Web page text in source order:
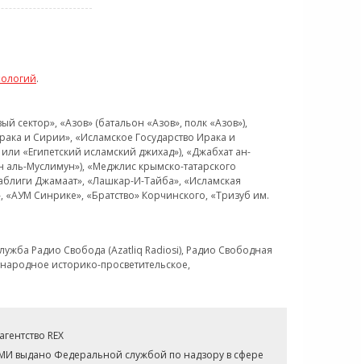
.
«Азов» (батальон «Азов», полк «Азов»),
и Сирии», «Исламское Государство Ирака и
«Египетский исламский джихад»), «Джабхат ан-
Муслимун»), «Меджлис крымско-татарского
Джамаат», «Лашкар-И-Тайба», «Исламская
Синрике», «Братство» Корчинского, «Тризуб им.
Радио Свобода (Azatliq Radiosi), Радио Свободная
историко-просветительское,
REX
выдано Федеральной службой по надзору в сфере